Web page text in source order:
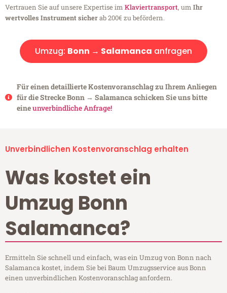
Vertrauen Sie auf unsere Expertise im Klaviertransport, um Ihr
wertvolles Instrument sicherab 200€ zu befördern.
Umzug: Bonn → Salamanca anfragen
Für einen detaillierte Kostenvoranschlag zu Ihrem Anliegen
für die Strecke Bonn → Salamanca schicken Sie uns bitte
eineunverbindliche Anfrage!
Unverbindlichen Kostenvoranschlag erhalten
Was kostet ein
Umzug Bonn
Salamanca?
Ermitteln Sie schnell und einfach, was ein Umzug von Bonn nach
Salamanca kostet, indem Sie bei Baum Umzugsservice aus Bonn
einen unverbindlichen Kostenvoranschlag anfordern.